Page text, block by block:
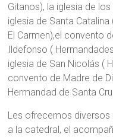
Gitanos), la iglesia de
iglesia de Santa
El Carmen),el convento
Ildefonso (
iglesia de San Nicolás (
convento de Madre de
Hermandad de Santa
Les ofrecemos
a la catedral, el